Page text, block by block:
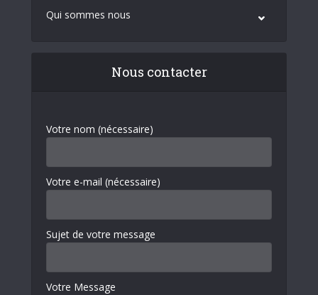
Qui sommes nous
Nous contacter
Votre nom (nécessaire)
Votre e-mail (nécessaire)
Sujet de votre message
Votre Message